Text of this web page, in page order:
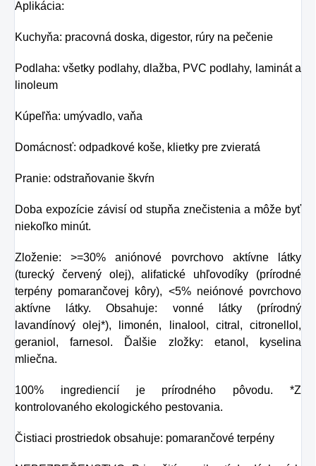
Aplikácia:
Kuchyňa: pracovná doska, digestor, rúry na pečenie
Podlaha: všetky podlahy, dlažba, PVC podlahy, laminát a
linoleum
Kúpeľňa: umývadlo, vaňa
Domácnosť: odpadkové koše, klietky pre zvieratá
Pranie: odstraňovanie škvŕn
Doba expozície závisí od stupňa znečistenia a môže byť
niekoľko minút.
Zloženie: >=30% aniónové povrchovo aktívne látky
(turecký červený olej), alifatické uhľovodíky (prírodné
terpény pomarančovej kôry), <5% neiónové povrchovo
aktívne látky. Obsahuje: vonné látky (prírodný
lavandínový olej*), limonén, linalool, citral, citronellol,
geraniol, farnesol. Ďalšie zložky: etanol, kyselina
mliečna.
100% ingrediencií je prírodného pôvodu. *Z
kontrolovaného ekologického pestovania.
Čistiaci prostriedok obsahuje: pomarančové terpény